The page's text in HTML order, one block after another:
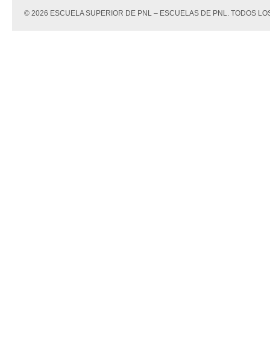
© 2026 ESCUELA SUPERIOR DE PNL – ESCUELAS DE PNL. TODOS